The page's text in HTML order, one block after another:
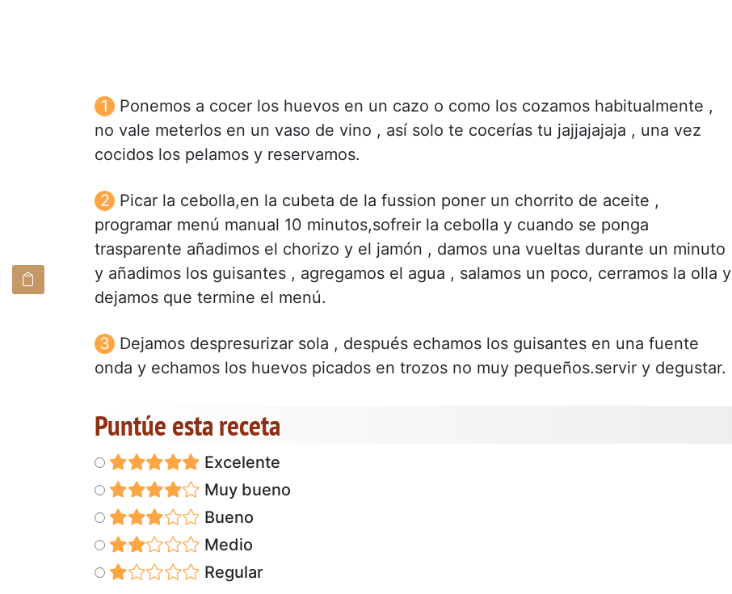
Ponemos a cocer los huevos en un cazo o como los cozamos habitualmente ,
no vale meterlos en un vaso de vino , así solo te cocerías tu jajjajajaja , una vez
cocidos los pelamos y reservamos.
Picar la cebolla,en la cubeta de la fussion poner un chorrito de aceite ,
programar menú manual 10 minutos,sofreir la cebolla y cuando se ponga
trasparente añadimos el chorizo y el jamón , damos una vueltas durante un minuto
y añadimos los guisantes , agregamos el agua , salamos un poco, cerramos la olla y
dejamos que termine el menú.
Dejamos despresurizar sola , después echamos los guisantes en una fuente
onda y echamos los huevos picados en trozos no muy pequeños.servir y degustar.
Puntúe esta receta
Excelente
Muy bueno
Bueno
Medio
Regular